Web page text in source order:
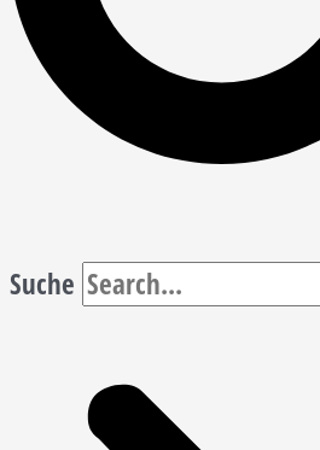
Suche